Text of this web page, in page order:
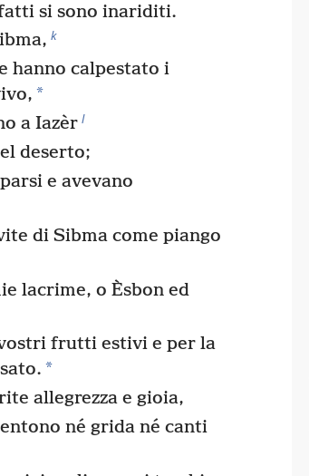
si sono inariditi.
k
hanno calpestato i
*
a Iazèr l
deserto;
e avevano
di Sibma come piango
lacrime, o Èsbon ed
frutti estivi e per la
*
allegrezza e gioia,
né grida né canti